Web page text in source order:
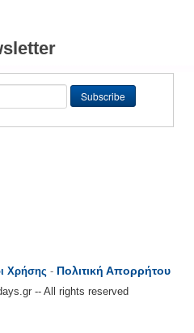
Χρήσης - Πολιτική Απορρήτου
-- All rights reserved